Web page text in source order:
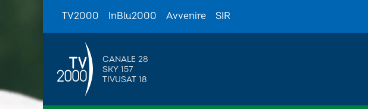
TV2000 InBlu2000 Avvenire SIR
CANALE 28
SKY 157
TIVUSAT 18